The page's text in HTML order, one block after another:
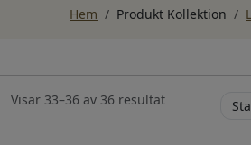
Hem / Produkt Kollektion /
Visar 33–36 av 36 resultat